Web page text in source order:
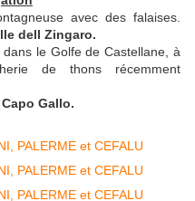
avec des falaises.
dell Zingaro.
le Golfe de Castellane, à
de thons récemment
Gallo.